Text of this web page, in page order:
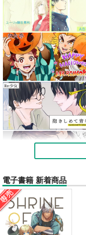
電子書籍 新着商品